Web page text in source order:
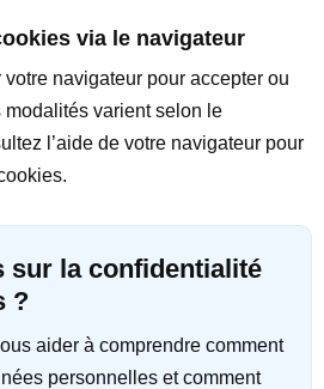
via le navigateur
navigateur pour accepter ou
varient selon le
l’aide de votre navigateur pour
sur la confidentialité
?
aider à comprendre comment
personnelles et comment